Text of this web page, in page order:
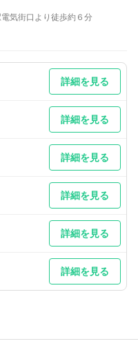
気街口より徒歩約６分
■■【駐車料金 2，000円/1泊
：車高210cm、車幅185cm、
為、必ず事前にお電話にてご
）
詳細を見る
詳細を見る
詳細を見る
詳細を見る
詳細を見る
詳細を見る